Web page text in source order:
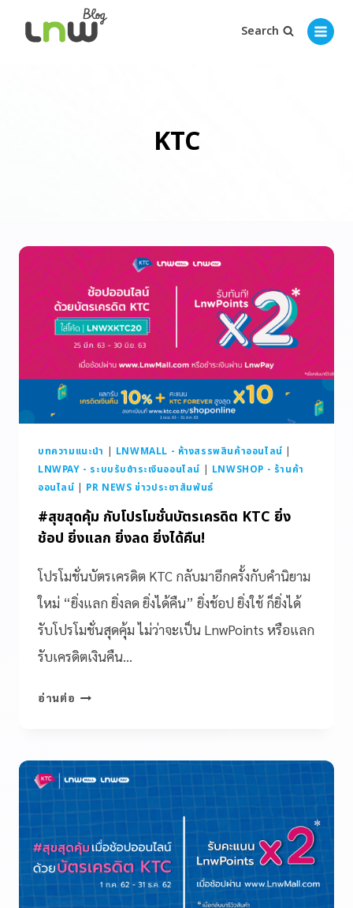
Search
KTC
บทความแนะนำ | LNWMALL - ห้างสรรพสินค้าออนไลน์ |
LNWPAY - ระบบรับชำระเงินออนไลน์ | LNWSHOP - ร้านค้า
ออนไลน์ | PR NEWS ข่าวประชาสัมพันธ์
#สุขสุดคุ้ม กับโปรโมชั่นบัตรเครดิต KTC ยิ่ง
ช้อป ยิ่งแลก ยิ่งลด ยิ่งได้คืน!
โปรโมชั่นบัตรเครดิต KTC กลับมาอีกครั้งกับคำนิยาม
ใหม่ “ยิ่งแลก ยิ่งลด ยิ่งได้คืน” ยิ่งช้อป ยิ่งใช้ ก็ยิ่งได้
รับโปรโมชั่นสุดคุ้ม ไม่ว่าจะเป็น LnwPoints หรือแลก
รับเครดิตเงินคืน…
อ่านต่อ